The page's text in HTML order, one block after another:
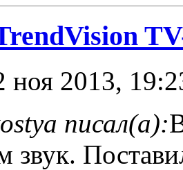
ноя 2013,
писал(а):
звук.